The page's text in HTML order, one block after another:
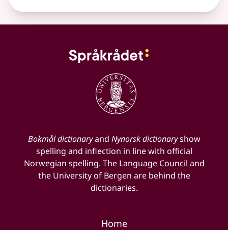
Bokmål dictionaryand Nynorsk dictionaryshow
spelling and inflection in line with official
Norwegian spelling. The Language Council and
the University of Bergen are behind the
dictionaries.
Home